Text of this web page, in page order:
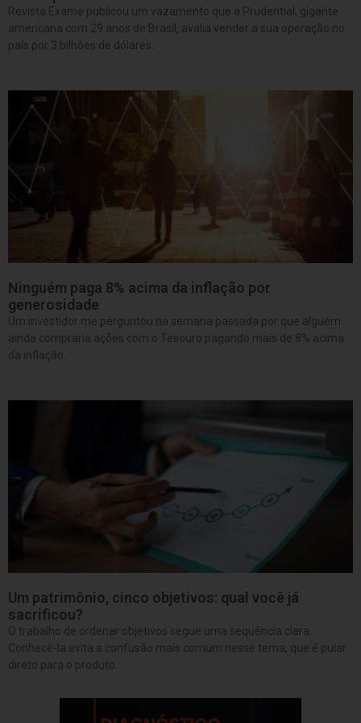
Revista Exame publicou um vazamento que a Prudential, gigante
americana com 29 anos de Brasil, avalia vender a sua operação no
país por 3 bilhões de dólares.
Ninguém paga 8% acima da inflação por
generosidade
Um investidor me perguntou na semana passada por que alguém
ainda compraria ações com o Tesouro pagando mais de 8% acima
da inflação.
Um patrimônio, cinco objetivos: qual você já
sacrificou?
O trabalho de ordenar objetivos segue uma sequência clara.
Conhecê-la evita a confusão mais comum nesse tema, que é pular
direto para o produto.